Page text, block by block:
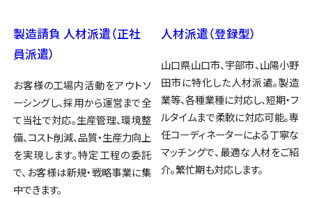
製造請負 人材派遣（正社
員派遣）
お客様の工場内活動をアウトソ
ーシングし、採用から運営まで全
て当社で対応。生産管理、環境整
備、コスト削減、品質・生産力向上
を実現します。特定工程の委託
で、お客様は新規・戦略事業に集
中できます。
人材派遣（登録型）
山口県山口市、宇部市、山陽小野
田市に特化した人材派遣。製造
業等、各種業種に対応し、短期・フ
ルタイムまで柔軟に対応可能。専
任コーディネーターによる丁寧な
マッチングで、最適な人材をご紹
介。繁忙期も対応します。